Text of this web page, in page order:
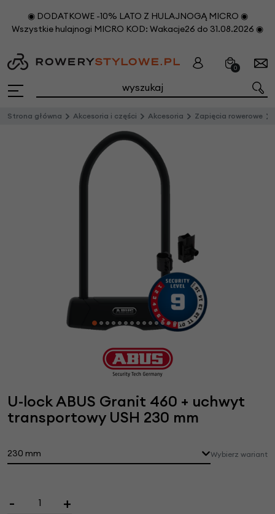
◉ DODATKOWE -10% LATO Z HULAJNOGĄ MICRO ◉
Wszystkie hulajnogi MICRO KOD: Wakacje26 do 31.08.2026 ◉
0
Strona główna Akcesoria i części Akcesoria Zapięcia rowerowe
U-lock ABUS Granit 460 + uchwyt
transportowy USH 230 mm
230 mm Wybierz wariant
- +